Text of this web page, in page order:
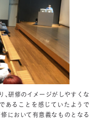
研修のイメージがしやすくな
あることを感じていたようで
において有意義なものとなる